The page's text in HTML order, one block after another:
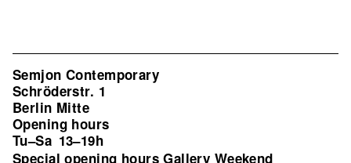
Semjon Contemporary
Schröderstr. 1
Berlin Mitte
Opening hours
Tu–Sa 13–19h
Special opening hours Gallery Weekend